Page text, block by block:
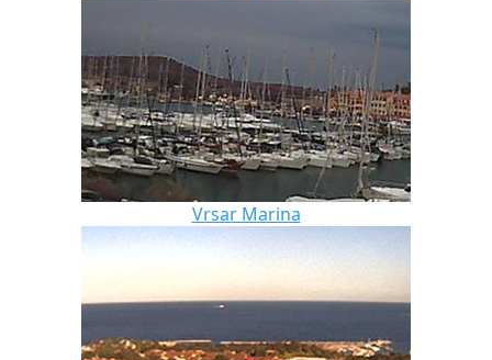
Vrsar Marina